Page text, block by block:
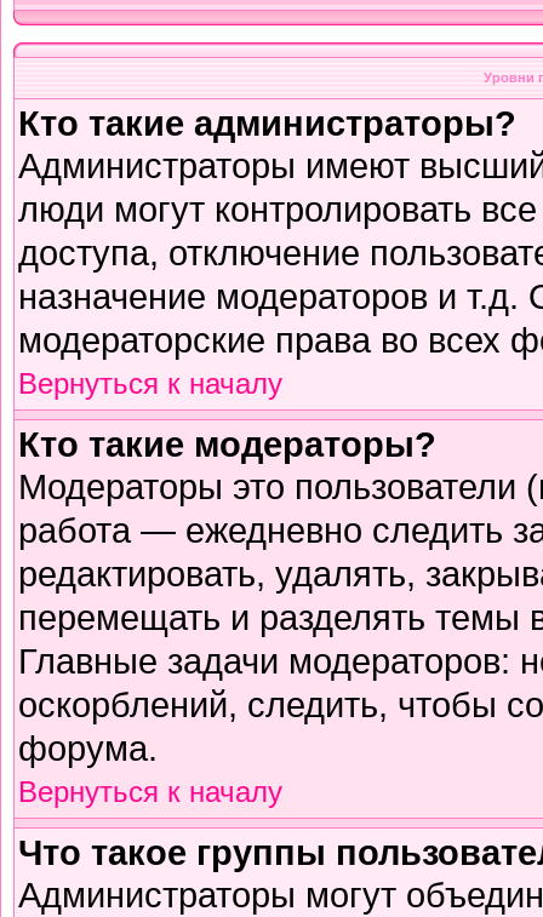
Уровни
Кто такие администраторы?
Администраторы имеют
люди могут контролировать
доступа, отключение
назначение модераторов и
модераторские права во всех
Вернуться к началу
Кто такие модераторы?
Модераторы это пользователи
работа — ежедневно следить
редактировать, удалять,
перемещать и разделять темы
Главные задачи модераторов:
оскорблений, следить, чтобы
форума.
Вернуться к началу
Что такое группы
Администраторы могут